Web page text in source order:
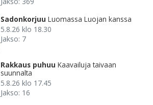
Sadonkorjuu Luomassa Luojan kanssa
5.8.26 klo 18.30
Jakso: 7
Rakkaus puhuu Kaavailuja taivaan
suunnalta
5.8.26 klo 17.45
Jakso: 16